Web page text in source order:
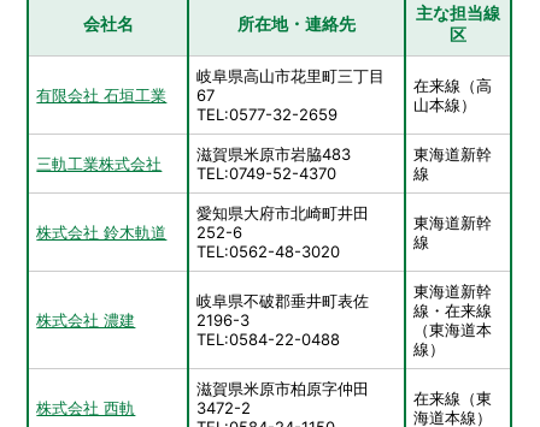
会社名 所在地・連絡先
主な担当線
区
有限会社 石垣工業
岐阜県高山市花里町三丁目
67
TEL:0577-32-2659
在来線（高
山本線）
三軌工業株式会社
滋賀県米原市岩脇483
TEL:0749-52-4370
東海道新幹
線
株式会社 鈴木軌道
愛知県大府市北崎町井田
252-6
TEL:0562-48-3020
東海道新幹
線
株式会社 濃建
岐阜県不破郡垂井町表佐
2196-3
TEL:0584-22-0488
東海道新幹
線・在来線
（東海道本
線）
株式会社 西軌
滋賀県米原市柏原字仲田
3472-2
在来線（東
海道本線）